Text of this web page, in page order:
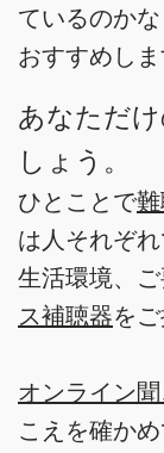
ているのか
おすすめしま
あなただ
しょう。
ひとことで
は人それぞ
生活環境、
ス補聴器を
オンライン
こえを確かめ